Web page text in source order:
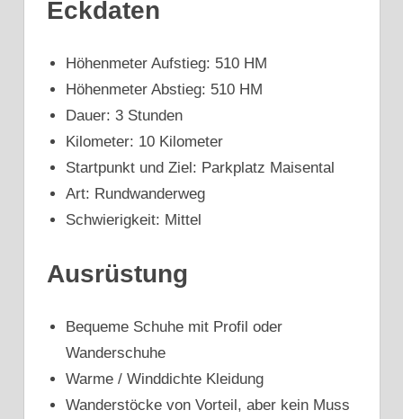
Eckdaten
Höhenmeter Aufstieg: 510 HM
Höhenmeter Abstieg: 510 HM
Dauer: 3 Stunden
Kilometer: 10 Kilometer
Startpunkt und Ziel: Parkplatz Maisental
Art: Rundwanderweg
Schwierigkeit: Mittel
Ausrüstung
Bequeme Schuhe mit Profil oder
Wanderschuhe
Warme / Winddichte Kleidung
Wanderstöcke von Vorteil, aber kein Muss